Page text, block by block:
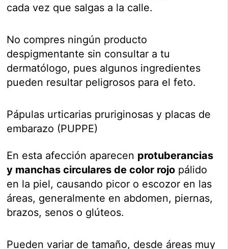
cada vez que salgas a la calle.
No compres ningún producto
despigmentante sin consultar a tu
dermatólogo, pues algunos ingredientes
pueden resultar peligrosos para el feto.
Pápulas urticarias pruriginosas y placas de
embarazo (PUPPE)
En esta afección aparecen protuberancias
y manchas circulares de color rojo pálido
en la piel, causando picor o escozor en las
áreas, generalmente en abdomen, piernas,
brazos, senos o glúteos.
Pueden variar de tamaño, desde áreas muy